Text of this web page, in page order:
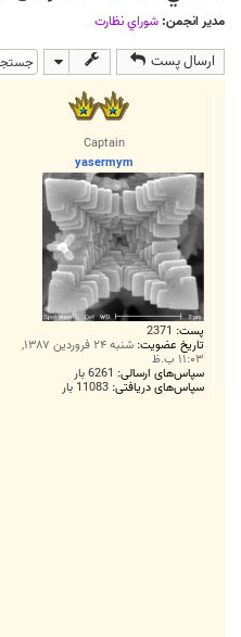
مدیر انجمن: شوراي نظارت
ارسال پست
Captain
yasermym
پست: 2371
تاریخ عضویت: شنبه ۲۴ فروردین ۱۳۸۷,
۱۱:۰۳ ب.ظ
سپاس‌های ارسالی: 6261 بار
سپاس‌های دریافتی: 11083 بار